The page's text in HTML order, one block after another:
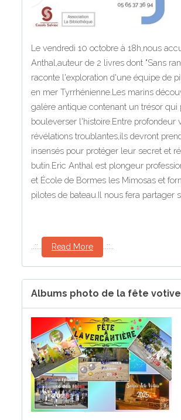
Le vendredi 10 octobre à 18h,nous
Anthal,auteur de 2 livres dont "Sans
raconte l'exploration d'une équipe de
en mer Tyrrhénienne.Les marins
galère antique contenant un trésor qui
bouleverser l'histoire.Entre profondeur
révélations troublantes,ils devront
insensés pour protéger leur secret et
butin.Eric Anthal est plongeur
et École de Bormes les Mimosas et
pilotes de bateau.Il nous fera partager
..::.. Read More ..::..
Albums photo de la fête votive